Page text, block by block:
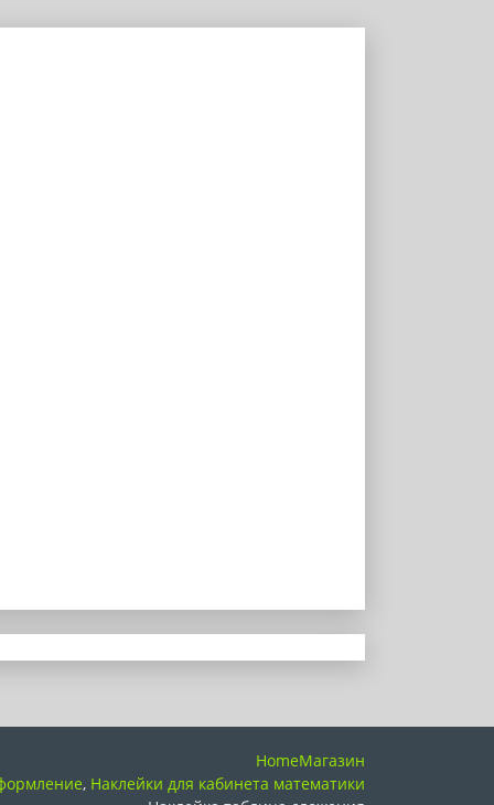
HomeМагазин
, Наклейки для кабинета математики